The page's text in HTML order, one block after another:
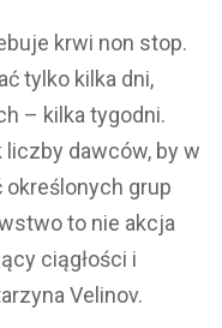
krwi non stop.
tylko kilka dni,
– kilka tygodni.
dawców, by w
określonych grup
to nie akcja
ciągłości i
Velinov.